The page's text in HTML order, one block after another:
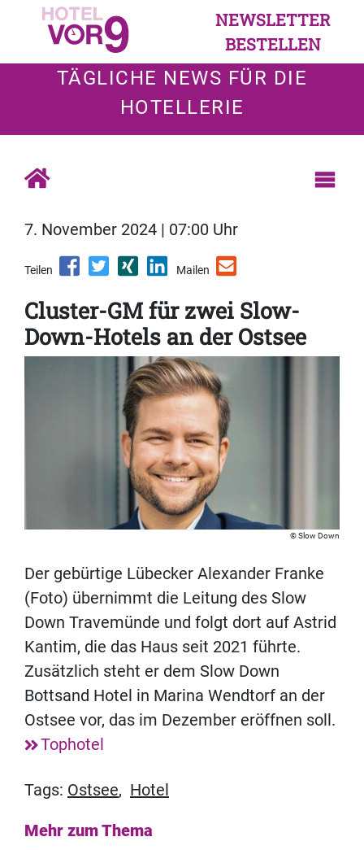
NEWSLETTER
BESTELLEN
TÄGLICHE NEWS FÜR DIE
HOTELLERIE
7. November 2024 | 07:00 Uhr
Teilen Mailen
Cluster-GM für zwei Slow-
Down-Hotels an der Ostsee
Slow Down
Der gebürtige Lübecker Alexander Franke
(Foto) übernimmt die Leitung des Slow
Down Travemünde und folgt dort auf Astrid
Kantim, die das Haus seit 2021 führte.
Zusätzlich steht er dem Slow Down
Bottsand Hotel in Marina Wendtorf an der
Ostsee vor, das im Dezember eröffnen soll.
Tophotel
Tags: Ostsee, Hotel
Mehr zum Thema